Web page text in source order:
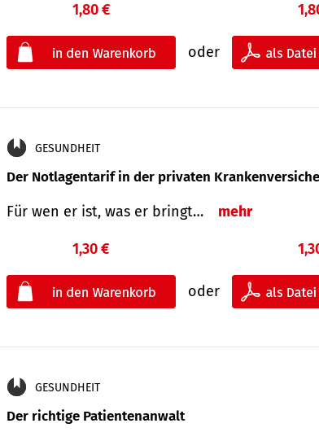
1,80 €
oder
GESUNDHEIT
Der Notlagentarif in der privaten
Für wen er ist, was er bringt… mehr
1,30 €
oder
GESUNDHEIT
Der richtige Patientenanwalt